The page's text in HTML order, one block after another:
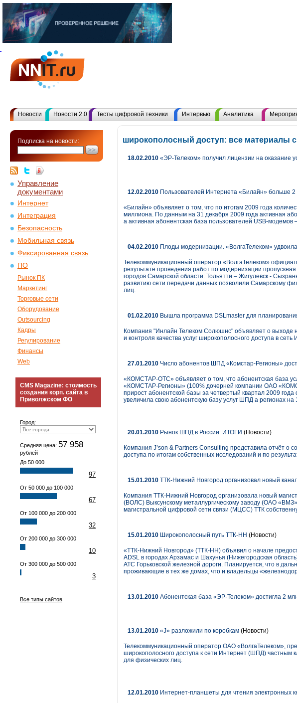
Новости Новости 2.0 Тесты цифровой техники Интервью Аналитика
Подписка на новости:
Управление
документами
Интернет
Интеграция
Безопасность
Мобильная связь
Фиксированная связь
ПО
Рынок ПК
Маркетинг
Торговые сети
Оборудование
Outsourcing
Кадры
Регулирование
Финансы
Web
CMS Magazine: стоимость
создания корп. сайта в
Приволжском ФО
Город:
Средняя цена: 57 958
рублей
До 50 000
97
От 50 000 до 100 000
67
От 100 000 до 200 000
32
От 200 000 до 300 000
10
От 300 000 до 500 000
3
Все типы сайтов
широкополосный доступ: все материалы
18.02.2010 «ЭР-Телеком» получил лицензии на оказание
12.02.2010 Пользователей Интернета «Билайн» больше
«Билайн» объявляет о том, что по итогам 2009 года
миллиона. По данным на 31 декабря 2009 года активная
а активная абонентская база пользователей USB-модемов
04.02.2010 Плоды модернизации. «ВолгаТелеком»
Телекоммуникационный оператор «ВолгаТелеком»
результате проведения работ по модернизации
городов Самарской области: Тольятти – Жигулевск -
развитию сети передачи данных позволили Самарскому
лиц.
01.02.2010 Вышла программа DSLmaster для
Компания "Инлайн Телеком Солюшнс" объявляет о выходе
и контроля качества услуг широкополосного доступа в сеть
27.01.2010 Число абонентов ШПД «Комстар-Регионы»
«КОМСТАР-ОТС» объявляет о том, что абонентская база
«КОМСТАР-Регионы» (100% дочерней компании ОАО
прирост абонентской базы за четвертый квартал 2009
увеличила свою абонентскую базу услуг ШПД а регионах на
20.01.2010 Рынок ШПД в России: ИТОГИ (Новости)
Компания J’son & Partners Consulting представила отчёт о
доступа по итогам собственных исследований и по
15.01.2010 ТТК-Нижний Новгород организовал новый
Компания ТТК-Нижний Новгород организовала новый
(ВОЛС) Выксунскому металлургическому заводу (ОАО
магистральной цифровой сети связи (МЦСС) ТТК
15.01.2010 Широкополосный путь ТТК-НН (Новости)
«ТТК-Нижний Новгород» (ТТК-НН) объявил о начале
ADSL в городах Арзамас и Шахунья (Нижегородская
АТС Горьковской железной дороги. Планируется, что в
проживающие в тех же домах, что и владельцы
13.01.2010 Абонентская база «ЭР-Телеком» достигла 2
13.01.2010 «J» разложили по коробкам (Новости)
Телекоммуникационный оператор ОАО «ВолгаТелеком»,
широкополосного доступа к сети Интернет (ШПД) частным
для физических лиц.
12.01.2010 Интернет-планшеты для чтения электронных